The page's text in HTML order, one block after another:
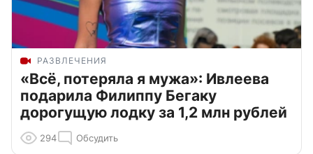
РАЗВЛЕЧЕНИЯ
«Всё, потеряла я мужа»: Ивлеева
подарила Филиппу Бегаку
дорогущую лодку за 1,2 млн рублей
294 Обсудить